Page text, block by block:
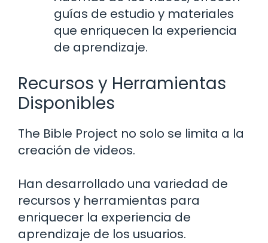
guías de estudio y materiales
que enriquecen la experiencia
de aprendizaje.
Recursos y Herramientas
Disponibles
The Bible Project no solo se limita a la
creación de videos.
Han desarrollado una variedad de
recursos y herramientas para
enriquecer la experiencia de
aprendizaje de los usuarios.